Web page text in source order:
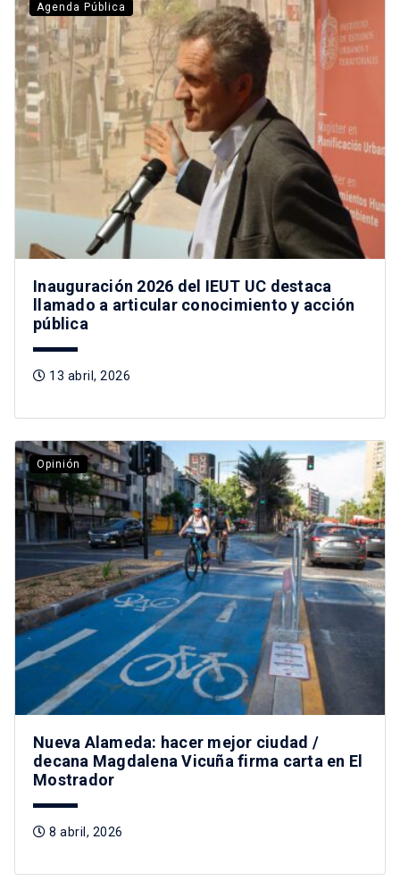
Agenda Pública
Inauguración 2026 del IEUT UC destaca
llamado a articular conocimiento y acción
pública
13 abril, 2026
Opinión
Nueva Alameda: hacer mejor ciudad /
decana Magdalena Vicuña firma carta en El
Mostrador
8 abril, 2026